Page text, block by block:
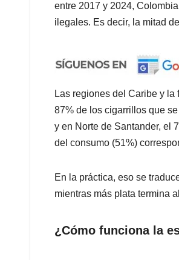
entre 2017 y 2024,
ilegales. Es decir, la mitad
Las regiones del Caribe y la
87% de los cigarrillos que
y en Norte de Santander, el
del consumo (51%)
En la práctica, eso se
mientras más plata termina
¿Cómo funciona la